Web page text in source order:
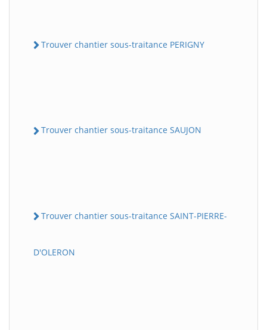
Trouver chantier sous-traitance PERIGNY
Trouver chantier sous-traitance SAUJON
Trouver chantier sous-traitance SAINT-PIERRE-
D'OLERON